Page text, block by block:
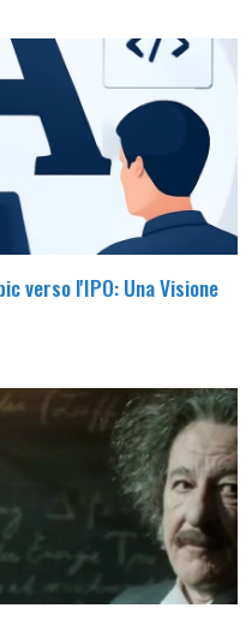
verso l'IPO: Una Visione